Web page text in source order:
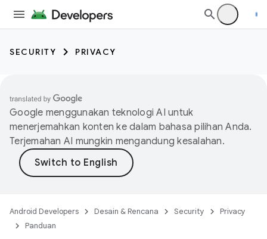
SECURITY PRIVACY
Google menggunakan teknologi AI untuk
menerjemahkan konten ke dalam bahasa pilihan Anda.
Terjemahan AI mungkin mengandung kesalahan.
Android Developers Desain & Rencana Security
Privacy
Panduan